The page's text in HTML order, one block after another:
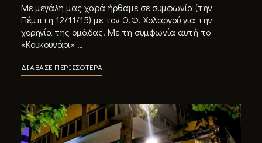
Με μεγάλη μας χαρά ήρθαμε σε συμφωνία (την
Πέμπτη 12/11/15) με τον Ο.Φ. Χολαργού για την
χορηγία της ομάδας! Με τη συμφωνία αυτή το
«Κουκουνάρι» …
ΔΙΑΒΑΣΕ ΠΕΡΙΣΣΟΤΕΡΑ